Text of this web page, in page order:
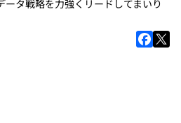
タ戦略を力強くリードしてまいり